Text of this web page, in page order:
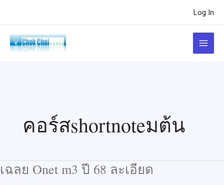
Log In
Main
Menu
คอร์สshortnoteมต้น
เฉลย Onet m3 ปี 68 ละเอียด